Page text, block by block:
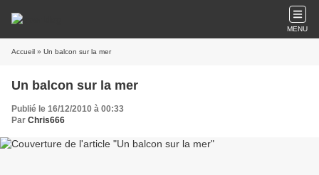
MENU
Accueil » Un balcon sur la mer
Un balcon sur la mer
Publié le 16/12/2010 à 00:33
Par Chris666